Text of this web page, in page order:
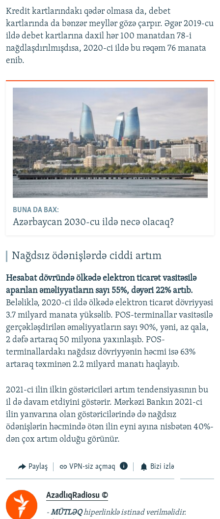
Kredit kartlarındakı qədər olmasa da, debet
kartlarında da bənzər meyllər gözə çarpır. Əgər 2019-cu
ildə debet kartlarına daxil hər 100 manatdan 78-i
nağdlaşdırılmışdısa, 2020-ci ildə bu rəqəm 76 manata
enib.
BUNA DA BAX:
Azərbaycan 2030-cu ildə necə olacaq?
Nağdsız ödənişlərdə ciddi artım
Hesabat dövründə ölkədə elektron ticarət vasitəsilə
aparılan əməliyyatların sayı 55%, dəyəri 22% artıb.
Beləliklə, 2020-ci ildə ölkədə elektron ticarət dövriyyəsi
3.7 milyard manata yüksəlib. POS-terminallar vasitəsilə
gerçəkləşdirilən əməliyyatların sayı 90%, yəni, az qala,
2 dəfə artaraq 50 milyona yaxınlaşıb. POS-
terminallardakı nağdsız dövriyyənin həcmi isə 63%
artaraq təxminən 2.2 milyard manatı haqlayıb.
2021-ci ilin ilkin göstəriciləri artım tendensiyasının bu
il də davam etdiyini göstərir. Mərkəzi Bankın 2021-ci
ilin yanvarına olan göstəricilərində də nağdsız
ödənişlərin həcmində ötən ilin eyni ayına nisbətən 40%-
dən çox artım olduğu görünür.
Paylaş VPN-siz açmaq Bizi izlə
AzadlıqRadiosu ©
-MÜTLƏQhiperlinklə istinad verilməlidir.